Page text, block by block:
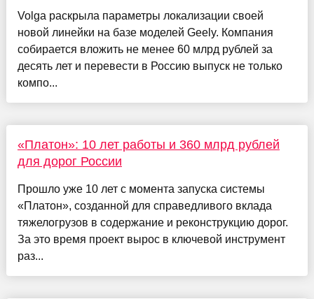
Volga раскрыла параметры локализации своей
новой линейки на базе моделей Geely. Компания
собирается вложить не менее 60 млрд рублей за
десять лет и перевести в Россию выпуск не только
компо...
«Платон»: 10 лет работы и 360 млрд рублей
для дорог России
Прошло уже 10 лет с момента запуска системы
«Платон», созданной для справедливого вклада
тяжелогрузов в содержание и реконструкцию дорог.
За это время проект вырос в ключевой инструмент
раз...